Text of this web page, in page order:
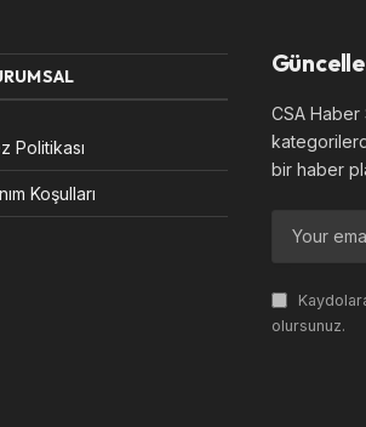
Politikası
Koşulları
CSA
bir haber
olursunuz.